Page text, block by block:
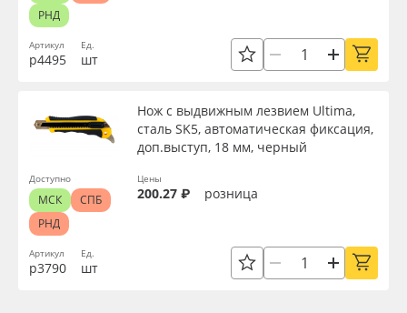
Артикул
р4495
Ед.
шт
РНД
Артикул
р3790
Нож с выдвижным лезвием Ultima,
сталь SK5, автоматическая фиксация,
доп.выступ, 18 мм, черный
Ед.
шт
Цены
200.27 ₽ розница
Доступно
МСК
СПБ
РНД